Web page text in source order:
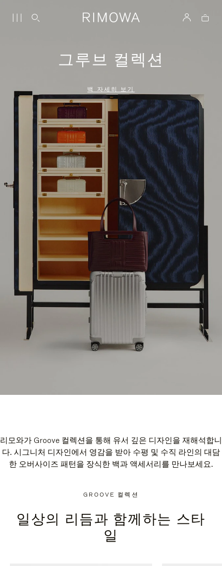
그루브 컬렉션
백 자세히 보기
리모와가 Groove 컬렉션을 통해 유서 깊은 디자인을 재해석합니
다. 시그니처 디자인에서 영감을 받아 수평 및 수직 라인의 대담
한 오버사이즈 패턴을 장식한 백과 액세서리를 만나보세요.
GROOVE 컬렉션
일상의 리듬과 함께하는 스타
일